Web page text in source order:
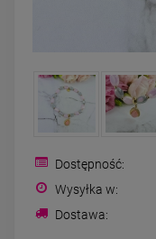
Bransoletka srebrna
CHIRURGICZNA
modułowa czarne
koniczyny
79,00 zł
Dostępność:
Wysyłka w:
Dostawa: